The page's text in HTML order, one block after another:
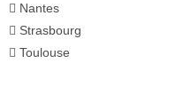
 Nantes
 Strasbourg
 Toulouse